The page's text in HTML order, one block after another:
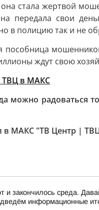
стала жертвой
передала свои
в полицию так и не
пособница
ждут свою
ТВЦ в МАКС
можно радоваться
в МАКС "ТВ Центр |
и закончилось среда.
информационные